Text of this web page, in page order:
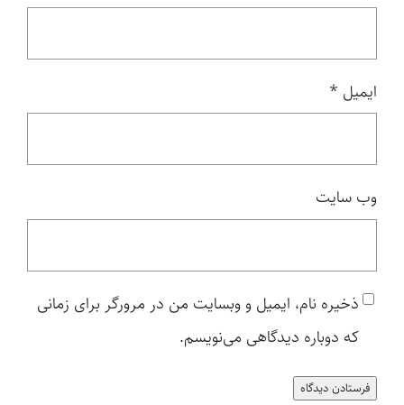
ایمیل *
وب‌ سایت
ذخیره نام، ایمیل و وبسایت من در مرورگر برای زمانی
که دوباره دیدگاهی می‌نویسم.